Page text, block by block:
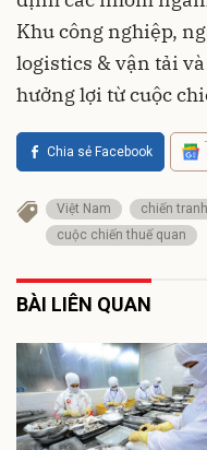
Khu công nghiệp,
logistics & vận tải
hưởng lợi từ cuộc
Chia sẻ Facebook
Việt Nam
chiến
cuộc chiến thuế quan
BÀI LIÊN QUAN